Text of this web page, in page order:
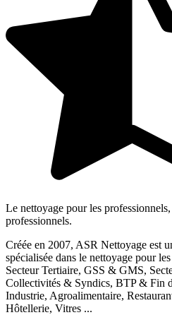
Le nettoyage pour les
professionnels.
Créée en 2007, ASR Nettoyage est
spécialisée dans le nettoyage pour
Secteur Tertiaire, GSS & GMS,
Collectivités & Syndics, BTP & Fin
Industrie, Agroalimentaire,
Hôtellerie, Vitres ...